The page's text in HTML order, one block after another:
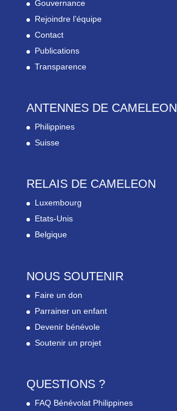
Gouvernance
Rejoindre l’équipe
Contact
Publications
Transparence
ANTENNES DE CAMELEON
Philippines
Suisse
RELAIS DE CAMELEON
Luxembourg
Etats-Unis
Belgique
NOUS SOUTENIR
Faire un don
Parrainer un enfant
Devenir bénévole
Soutenir un projet
QUESTIONS ?
FAQ Bénévolat Philippines